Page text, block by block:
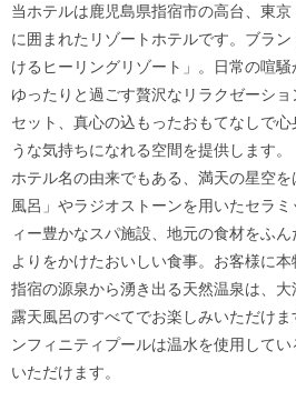
当ホテルは鹿児島県指宿市の高台、東
に囲まれたリゾートホテルです。ブラ
けるヒーリングリゾート」。日常の喧騒
ゆったりと過ごす贅沢なリラクゼーシ
セット、真心の込もったおもてなしで
うな気持ちになれる空間を提供します。
ホテル名の由来でもある、満天の星空
風呂」やラジオストーンを用いたセラ
ィー豊かなスパ施設、地元の食材をふ
よりをかけたおいしい食事。お客様に本
指宿の源泉から湧き出る天然温泉は、
露天風呂のすべてでお楽しみいただけ
ンフィニティプールは温水を使用して
いただけます。